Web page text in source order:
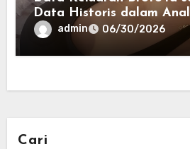
Data Historis dalam
Harian
admin 06/30/2026
Cari